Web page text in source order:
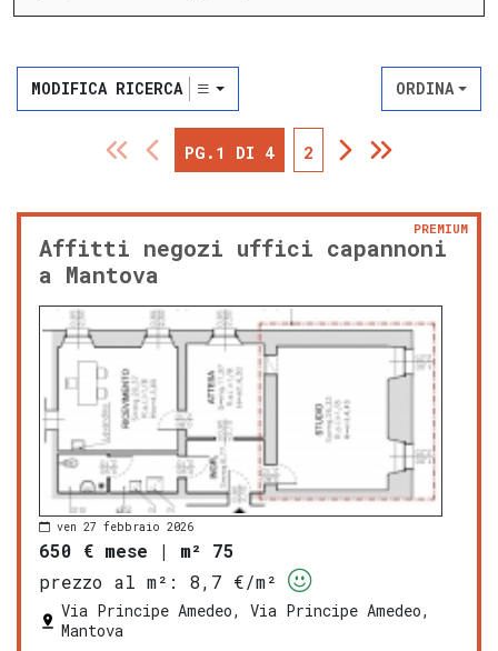
MODIFICA RICERCA ORDINA
PG.1 DI 4 2
Affitti negozi uffici capannoni
a Mantova
PREMIUM
ven 27 febbraio 2026
650 € mese | m² 75
prezzo al m²:
8,7 €/m²
Via Principe Amedeo, Via Principe Amedeo,
Mantova